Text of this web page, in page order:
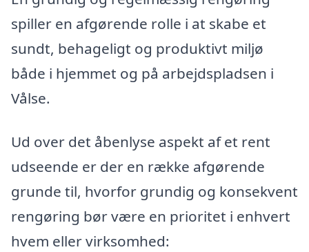
spiller en afgørende rolle i at skabe et
sundt, behageligt og produktivt miljø
både i hjemmet og på arbejdspladsen i
Vålse.
Ud over det åbenlyse aspekt af et rent
udseende er der en række afgørende
grunde til, hvorfor grundig og konsekvent
rengøring bør være en prioritet i enhvert
hvem eller virksomhed: